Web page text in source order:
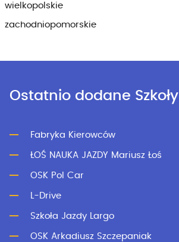
wielkopolskie
zachodniopomorskie
Ostatnio dodane Szkoły
Fabryka Kierowców
ŁOŚ NAUKA JAZDY Mariusz Łoś
OSK Pol Car
L-Drive
Szkoła Jazdy Largo
OSK Arkadiusz Szczepaniak